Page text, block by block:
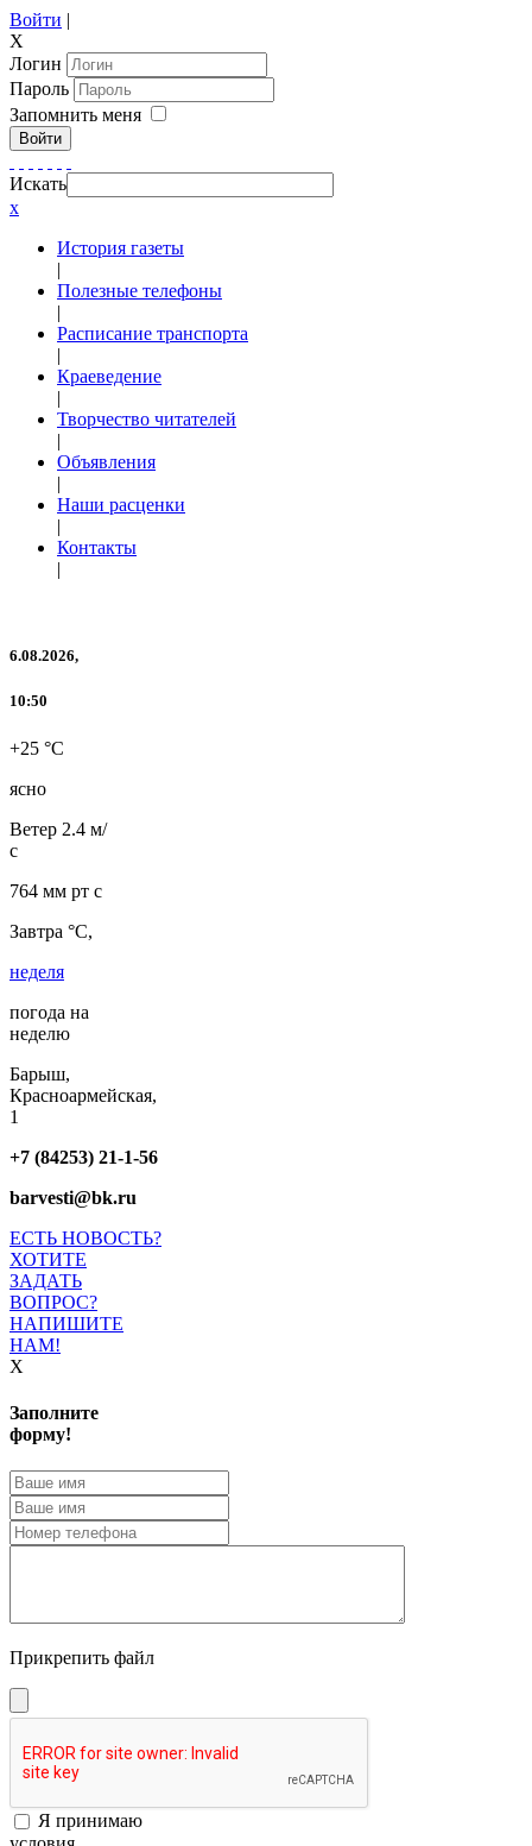
Войти |
X
Логин
Пароль
Запомнить меня
Войти
Искать
x
История газеты
|
Полезные телефоны
|
Расписание транспорта
|
Краеведение
|
Творчество читателей
|
Объявления
|
Наши расценки
|
Контакты
|
6.08.2026,
10:50
+25 °C
ясно
Ветер 2.4 м/
с
764 мм рт с
Завтра °C,
неделя
погода на
неделю
Барыш,
Красноармейская,
1
+7 (84253) 21-1-56
barvesti@bk.ru
ЕСТЬ НОВОСТЬ?
ХОТИТЕ
ЗАДАТЬ
ВОПРОС?
НАПИШИТЕ
НАМ!
X
Заполните
форму!
Прикрепить файл
Я принимаю